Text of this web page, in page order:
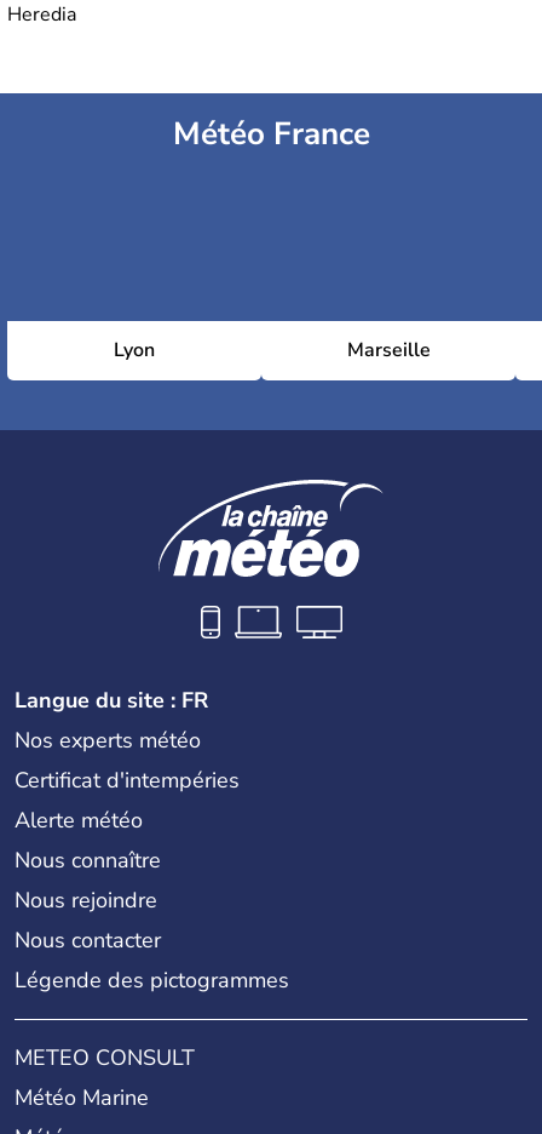
Heredia
Météo France
Lyon Marseille
Langue du site : FR
Nos experts météo
Certificat d'intempéries
Alerte météo
Nous connaître
Nous rejoindre
Nous contacter
Légende des pictogrammes
METEO CONSULT
Météo Marine